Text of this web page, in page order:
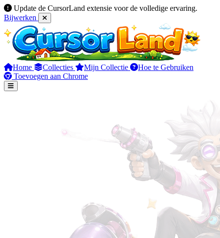
Update de CursorLand extensie voor de volledige ervaring.
Bijwerken
Home Collecties Mijn Collectie
Hoe te Gebruiken
Toevoegen aan Chrome